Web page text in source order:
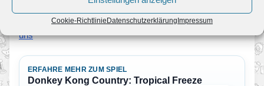
Cookie-RichtlinieDatenschutzerklärungImpressum
Zum Donkey Kong Country: Tropical Freeze Bereich bei
uns
ERFAHRE MEHR ZUM SPIEL
Donkey Kong Country: Tropical Freeze